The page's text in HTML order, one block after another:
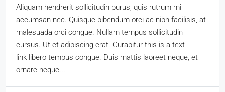
Aliquam hendrerit sollicitudin purus, quis rutrum mi
accumsan nec. Quisque bibendum orci ac nibh facilisis, at
malesuada orci congue. Nullam tempus sollicitudin
cursus. Ut et adipiscing erat. Curabitur this is a text
link libero tempus congue. Duis mattis laoreet neque, et
ornare neque...